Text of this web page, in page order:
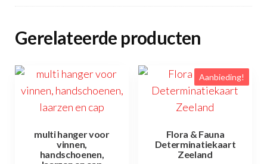
Gerelateerde producten
multi hanger voor
vinnen,
handschoenen,
Aanbieding!
Flora & Fauna
Determinatiekaart
Zeeland